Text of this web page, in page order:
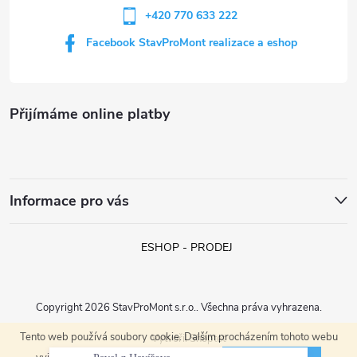
Tento web používá soubory cookie. Dalším procházením tohoto webu
Přijímáme online platby
Informace pro vás
+420 770 633 222
Facebook StavProMont realizace a eshop
ESHOP - PRODEJ
Vytvořil Shoptet
Copyright 2026 StavProMont s.r.o.. Všechna práva vyhrazena.
Pavel z Havířova